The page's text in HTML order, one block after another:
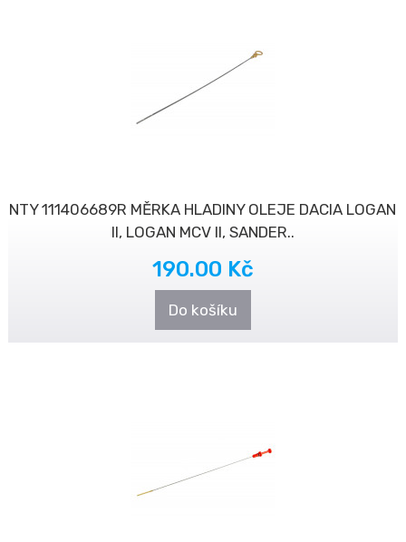
NTY 111406689R MĚRKA HLADINY OLEJE DACIA LOGAN
II, LOGAN MCV II, SANDER..
190.00 Kč
Do košíku